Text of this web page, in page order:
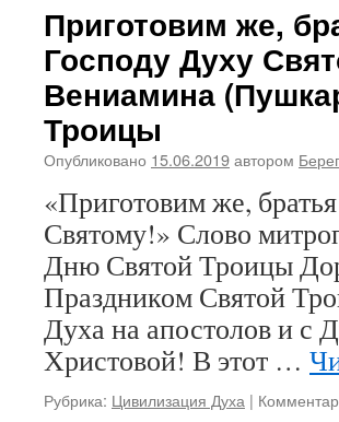
Приготовим же,
Господу Духу
Вениамина
Троицы
Опубликовано 15.06.2019автором
«Приготовим же,
Святому!» Слово
Дню Святой Троицы
Праздником Святой
Духа на апостолов и с
Христовой! В этот …
Рубрика: Цивилизация Духа |